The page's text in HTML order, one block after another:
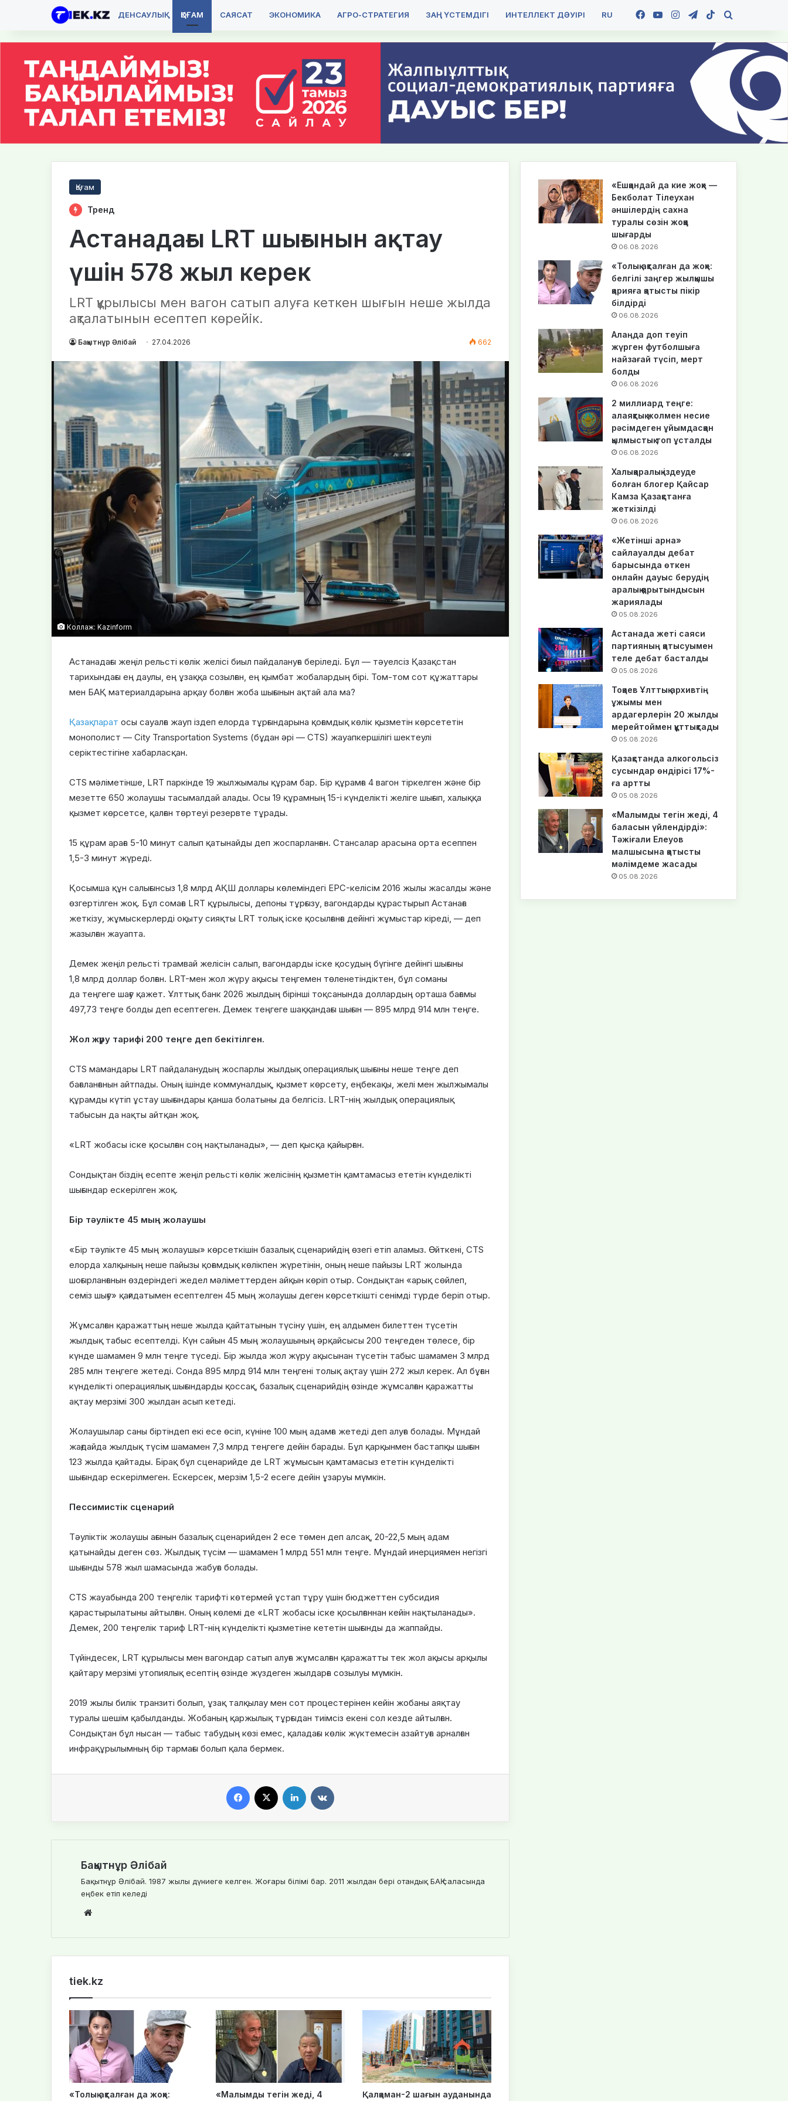
ДЕНСАУЛЫҚ ҚОҒАМ САЯСАТ ЭКОНОМИКА АГРО-СТРАТЕГИЯ ЗАҢ ҮСТЕМДІГІ ИНТЕЛЛЕКТ ДӘУІРІ RU Facebook
YouTubeInstagramTelegram
TikTok
Қоғам
Тренд
Астанадағы LRT шығынын ақтау
үшін 578 жыл керек
LRT құрылысы мен вагон сатып алуға кеткен шығын неше жылда
ақталатынын есептеп көрейік.
Бақытнұр Әлібай 27.04.2026 662
Коллаж: Kazinform
Астанадағы жеңіл рельсті көлік желісі биыл пайдалануға беріледі. Бұл — тәуелсіз Қазақстан
тарихындағы ең даулы, ең ұзаққа созылған, ең қымбат жобалардың бірі. Том-том сот құжаттары
мен БАҚ материалдарына арқау болған жоба шығынын ақтай ала ма?
Қазақпарат осы сауалға жауп іздеп елорда тұрғындарына қоғамдық көлік қызметін көрсететін
монополист — City Transportation Systems (бұдан әрі — CTS) жауапкершілігі шектеулі
серіктестігіне хабарласқан.
CTS мәліметінше, LRT паркінде 19 жылжымалы құрам бар. Бір құрамға 4 вагон тіркелген және бір
мезетте 650 жолаушы тасымалдай алады. Осы 19 құрамның 15-і күнделікті желіге шығып, халыққа
қызмет көрсетсе, қалған төртеуі резервте тұрады.
15 құрам араға 5-10 минут салып қатынайды деп жоспарланған. Стансалар арасына орта есеппен
1,5-3 минут жүреді.
Қосымша құн салығынсыз 1,8 млрд АҚШ доллары көлеміндегі EPC-келісім 2016 жылы жасалды және
өзгертілген жоқ. Бұл сомаға LRT құрылысы, депоны тұрғызу, вагондарды құрастырып Астанаға
жеткізу, жұмыскерлерді оқыту сияқты LRT толық іске қосылғанға дейінгі жұмыстар кіреді, — деп
жазылған жауапта.
Демек жеңіл рельсті трамвай желісін салып, вагондарды іске қосудың бүгінге дейінгі шығыны
1,8 млрд доллар болған. LRT-мен жол жүру ақысы теңгемен төленетіндіктен, бұл соманы
да теңгеге шағу қажет. Ұлттық банк 2026 жылдың бірінші тоқсанында доллардың орташа бағамы
497,73 теңге болды деп есептеген. Демек теңгеге шаққандағы шығын — 895 млрд 914 млн теңге.
Жол жүру тарифі 200 теңге деп бекітілген.
CTS мамандары LRT пайдаланудың жоспарлы жылдық операциялық шығыны неше теңге деп
бағаланғанын айтпады. Оның ішінде коммуналдық, қызмет көрсету, еңбекақы, желі мен жылжымалы
құрамды күтіп ұстау шығындары қанша болатыны да белгісіз. LRT-нің жылдық операциялық
табысын да нақты айтқан жоқ.
«LRT жобасы іске қосылған соң нақтыланады», — деп қысқа қайырған.
Сондықтан біздің есепте жеңіл рельсті көлік желісінің қызметін қамтамасыз ететін күнделікті
шығындар ескерілген жоқ.
Бір тәулікте 45 мың жолаушы
«Бір тәулікте 45 мың жолаушы» көрсеткішін базалық сценарийдің өзегі етіп аламыз. Өйткені, CTS
елорда халқының неше пайызы қоғамдық көлікпен жүретінін, оның неше пайызы LRT жолында
шоғырланғанын өздеріндегі жедел мәліметтерден айқын көріп отыр. Сондықтан «арық сөйлеп,
семіз шығу» қағидатымен есептелген 45 мың жолаушы деген көрсеткішті сенімді түрде беріп отыр.
Жұмсалған қаражаттың неше жылда қайтатынын түсіну үшін, ең алдымен билеттен түсетін
жылдық табыс есептелді. Күн сайын 45 мың жолаушының әрқайсысы 200 теңгеден төлесе, бір
күнде шамамен 9 млн теңге түседі. Бір жылда жол жүру ақысынан түсетін табыс шамамен 3 млрд
285 млн теңгеге жетеді. Сонда 895 млрд 914 млн теңгені толық ақтау үшін 272 жыл керек. Ал бұған
күнделікті операциялық шығындарды қоссақ, базалық сценарийдің өзінде жұмсалған қаражатты
ақтау мерзімі 300 жылдан асып кетеді.
Жолаушылар саны біртіндеп екі есе өсіп, күніне 100 мың адамға жетеді деп алуға болады. Мұндай
жағдайда жылдық түсім шамамен 7,3 млрд теңгеге дейін барады. Бұл қарқынмен бастапқы шығын
123 жылда қайтады. Бірақ бұл сценарийде де LRT жұмысын қамтамасыз ететін күнделікті
шығындар ескерілмеген. Ескерсек, мерзім 1,5-2 есеге дейін ұзаруы мүмкін.
Пессимистік сценарий
Тәуліктік жолаушы ағынын базалық сценарийден 2 есе төмен деп алсақ, 20-22,5 мың адам
қатынайды деген сөз. Жылдық түсім — шамамен 1 млрд 551 млн теңге. Мұндай инерциямен негізгі
шығынды 578 жыл шамасында жабуға болады.
CTS жауабында 200 теңгелік тарифті көтермей ұстап тұру үшін бюджеттен субсидия
қарастырылатыны айтылған. Оның көлемі де «LRT жобасы іске қосылғаннан кейін нақтыланады».
Демек, 200 теңгелік тариф LRT-нің күнделікті қызметіне кететін шығынды да жаппайды.
Түйіндесек, LRT құрылысы мен вагондар сатып алуға жұмсалған қаражатты тек жол ақысы арқылы
қайтару мерзімі утопиялық есептің өзінде жүздеген жылдарға созылуы мүмкін.
2019 жылы билік транзиті болып, ұзақ талқылау мен сот процестерінен кейін жобаны аяқтау
туралы шешім қабылданды. Жобаның қаржылық тұрғыдан тиімсіз екені сол кезде айтылған.
Сондықтан бұл нысан — табыс табудың көзі емес, қаладағы көлік жүктемесін азайтуға арналған
инфрақұрылымның бір тармағы болып қала бермек.
Бақытнұр Әлібай
Бақытнұр Әлібай. 1987 жылы дүниеге келген. Жоғары білімі бар. 2011 жылдан бері отандық БАҚ саласында
еңбек етіп келеді
te
tiek.kz
«Толық ақталған да жоқ»:
«Малымды тегін жеді, 4
Қалқаман-2 шағын ауданында
«Ешқандай да кие жоқ» —
Бекболат Тілеухан
әншілердің сахна
туралы сөзін жоққа
шығарды
06.08.2026
«Толық ақталған да жоқ»:
белгілі заңгер жылқышы
қарияға қатысты пікір
білдірді
06.08.2026
Алаңда доп теуіп
жүрген футболшыға
найзағай түсіп, мерт
болды
06.08.2026
2 миллиард теңге:
алаяқтық жолмен несие
рәсімдеген ұйымдасқан
қылмыстық топ ұсталды
06.08.2026
Халықаралық іздеуде
болған блогер Қайсар
Камза Қазақстанға
жеткізілді
06.08.2026
«Жетінші арна»
сайлауалды дебат
барысында өткен
онлайн дауыс берудің
аралық қорытындысын
жариялады
05.08.2026
Астанада жеті саяси
партияның қатысуымен
теле дебат басталды
05.08.2026
Тоқаев Ұлттық архивтің
ұжымы мен
ардагерлерін 20 жылдық
мерейтоймен құттықтады
05.08.2026
Қазақстанда алкогольсіз
сусындар өндірісі 17%-
ға артты
05.08.2026
«Малымды тегін жеді, 4
баласын үйлендірді»:
Тәжіғали Елеуов
малшысына қатысты
мәлімдеме жасады
05.08.2026